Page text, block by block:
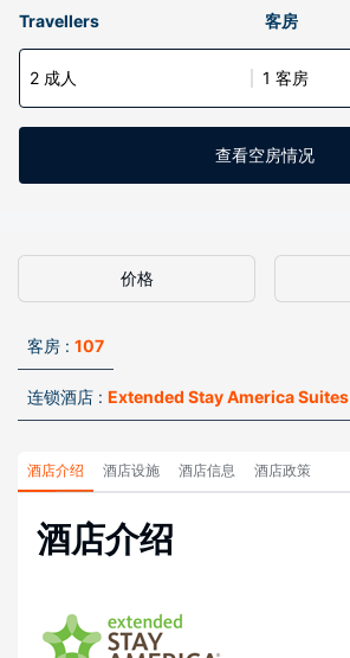
Travellers 客房
2 成人 1 客房
查看空房情况
价格
客房 : 107
连锁酒店 : Extended Stay America Suites
酒店介绍 酒店设施 酒店信息 酒店政策
酒店介绍